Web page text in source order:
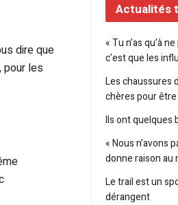
dire que
pour les
Actualités
« Tu n’as qu’à
c’est que les
Les chaussures
chères pour
Ils ont quelques
« Nous n’avons
donne raison au
Le trail est un
dérangent